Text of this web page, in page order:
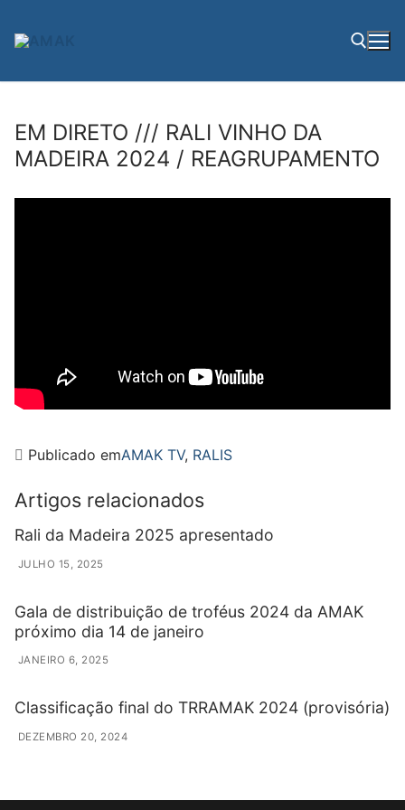
para
EM DIRETO /// RALI VINHO DA
MADEIRA 2024 / REAGRUPAMENTO
Publicado emAMAK TV, RALIS
Artigos relacionados
Rali da Madeira 2025 apresentado
JULHO 15, 2025
Gala de distribuição de troféus 2024 da AMAK
próximo dia 14 de janeiro
JANEIRO 6, 2025
Classificação final do TRRAMAK 2024 (provisória)
DEZEMBRO 20, 2024